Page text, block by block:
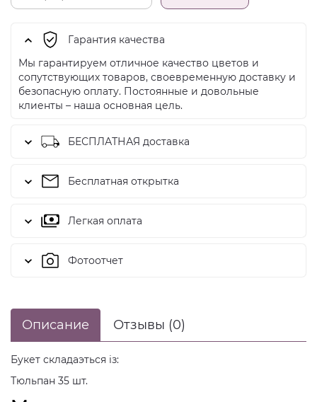
Гарантия качества
Мы гарантируем отличное качество цветов и
сопутствующих товаров, своевременную доставку и
безопасную оплату. Постоянные и довольные
клиенты – наша основная цель.
БЕСПЛАТНАЯ доставка
Бесплатная открытка
Легкая оплата
Фотоотчет
Описание Отзывы (0)
Букет складаэться із:
Тюльпан 35 шт.